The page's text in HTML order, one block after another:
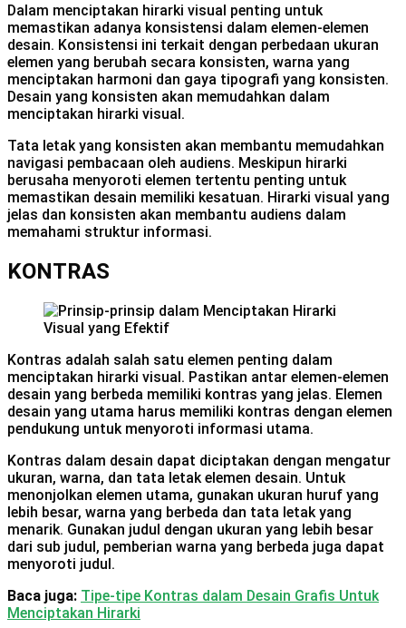
Dalam menciptakan hirarki visual penting untuk
memastikan adanya konsistensi dalam elemen-elemen
desain. Konsistensi ini terkait dengan perbedaan ukuran
elemen yang berubah secara konsisten, warna yang
menciptakan harmoni dan gaya tipografi yang konsisten.
Desain yang konsisten akan memudahkan dalam
menciptakan hirarki visual.
Tata letak yang konsisten akan membantu memudahkan
navigasi pembacaan oleh audiens. Meskipun hirarki
berusaha menyoroti elemen tertentu penting untuk
memastikan desain memiliki kesatuan. Hirarki visual yang
jelas dan konsisten akan membantu audiens dalam
memahami struktur informasi.
KONTRAS
Kontras adalah salah satu elemen penting dalam
menciptakan hirarki visual. Pastikan antar elemen-elemen
desain yang berbeda memiliki kontras yang jelas. Elemen
desain yang utama harus memiliki kontras dengan elemen
pendukung untuk menyoroti informasi utama.
Kontras dalam desain dapat diciptakan dengan mengatur
ukuran, warna, dan tata letak elemen desain. Untuk
menonjolkan elemen utama, gunakan ukuran huruf yang
lebih besar, warna yang berbeda dan tata letak yang
menarik. Gunakan judul dengan ukuran yang lebih besar
dari sub judul, pemberian warna yang berbeda juga dapat
menyoroti judul.
Baca juga: Tipe-tipe Kontras dalam Desain Grafis Untuk
Menciptakan Hirarki